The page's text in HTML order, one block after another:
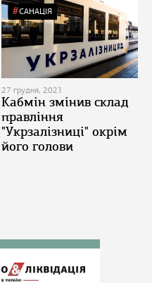
САНАЦІЯ
27 грудня, 2021
Кабмін змінив склад
правління
"Укрзалізниці" окрім
його голови